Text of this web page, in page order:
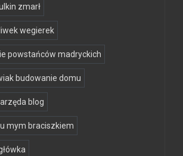
zmarł
wegierek
powstańców madryckich
budowanie domu
blog
mym braciszkiem